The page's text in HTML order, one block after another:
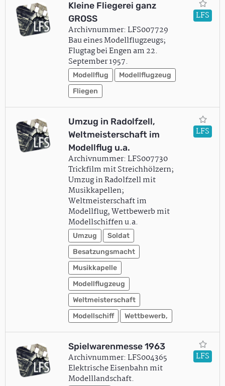
Kleine Fliegerei ganz
GROSS
Archivnummer: LFS007729
Bau eines Modellflugzeugs;
Flugtag bei Engen am 22.
September 1957.
Modellflug
Modellflugzeug
Fliegen
LFS
Umzug in Radolfzell,
Weltmeisterschaft im
Modellflug u.a.
Archivnummer: LFS007730
Trickfilm mit Streichhölzern;
Umzug in Radolfzell mit
Musikkapellen;
Weltmeisterschaft im
Modellflug, Wettbewerb mit
Modellschiffen u.a.
Umzug
Soldat
Besatzungsmacht
Musikkapelle
Modellflugzeug
Weltmeisterschaft
Modellschiff
Wettbewerb,
LFS
Spielwarenmesse 1963
Archivnummer: LFS004365
Elektrische Eisenbahn mit
Modelllandschaft.
LFS